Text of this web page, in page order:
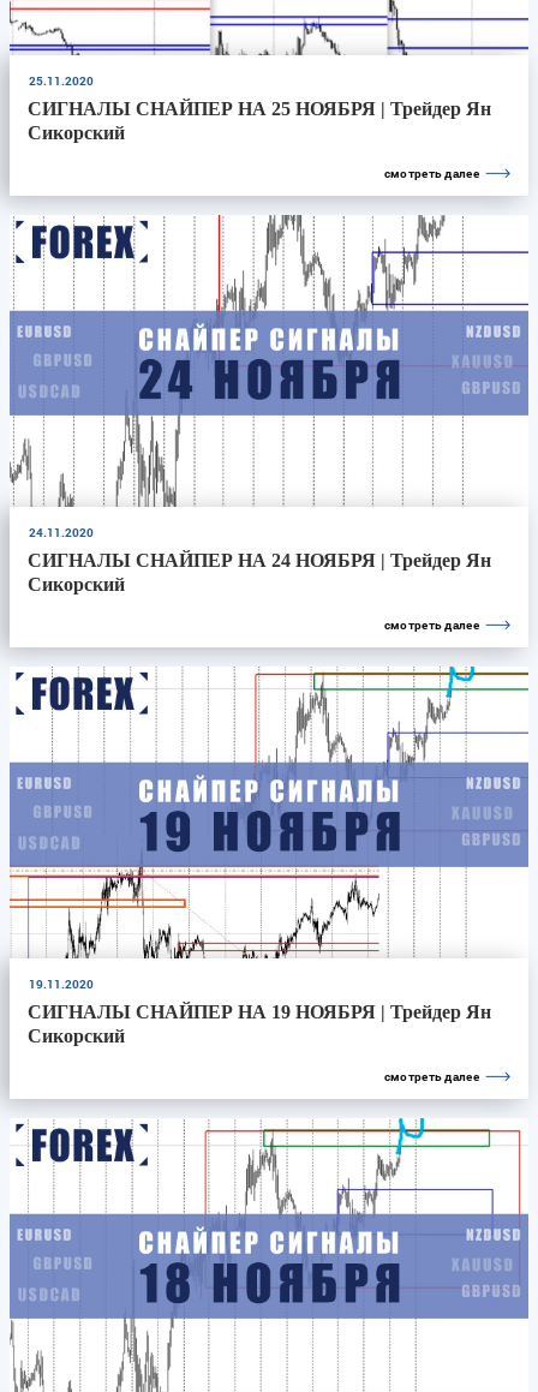
25.11.2020
СИГНАЛЫ СНАЙПЕР НА 25 НОЯБРЯ | Трейдер Ян
Сикорский
смотреть далее
24.11.2020
СИГНАЛЫ СНАЙПЕР НА 24 НОЯБРЯ | Трейдер Ян
Сикорский
смотреть далее
19.11.2020
СИГНАЛЫ СНАЙПЕР НА 19 НОЯБРЯ | Трейдер Ян
Сикорский
смотреть далее